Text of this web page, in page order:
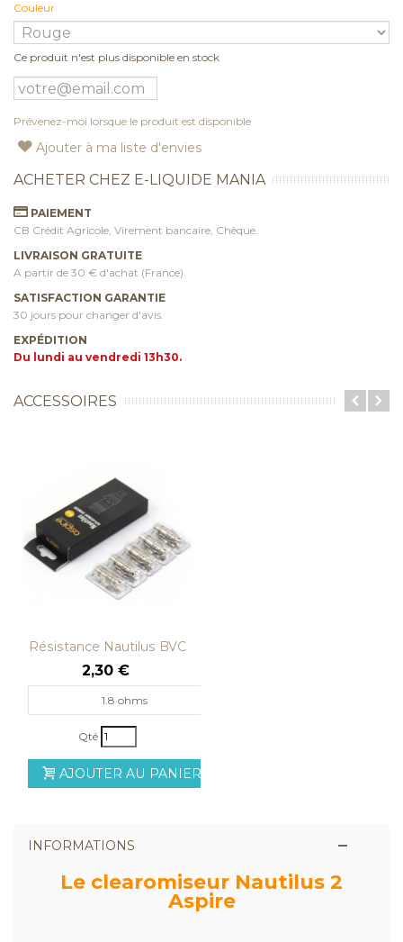
Couleur
Ce produit n'est plus disponible en stock
Prévenez-moi lorsque le produit est disponible
Ajouter à ma liste d'envies
ACHETER CHEZ E-LIQUIDE MANIA
PAIEMENT
CB Crédit Agricole, Virement bancaire, Chèque.
LIVRAISON GRATUITE
A partir de 30 € d'achat (France).
SATISFACTION GARANTIE
30 jours pour changer d'avis.
EXPÉDITION
Du lundi au vendredi 13h30.
ACCESSOIRES
Résistance Nautilus BVC
Aspire
2,30 €
1.8 ohms
Qté
AJOUTER AU PANIER
INFORMATIONS
Le clearomiseur Nautilus 2
Aspire